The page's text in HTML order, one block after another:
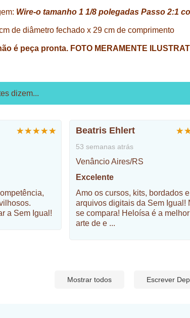
Wire-o tamanho 1 1/8 polegadas Passo 2:1
de diâmetro fechado x 29 cm de comprimento
é peça pronta. FOTO MERAMENTE
dizem...
a Sem Igual!
Beatris Ehlert
53 semanas atrás
Venâncio Aires/RS
Excelente
Amo os cursos, kits, bordados e
arquivos digitais da Sem Igual!
se compara! Heloísa é a
arte de e ...
Mostrar todos Escrever